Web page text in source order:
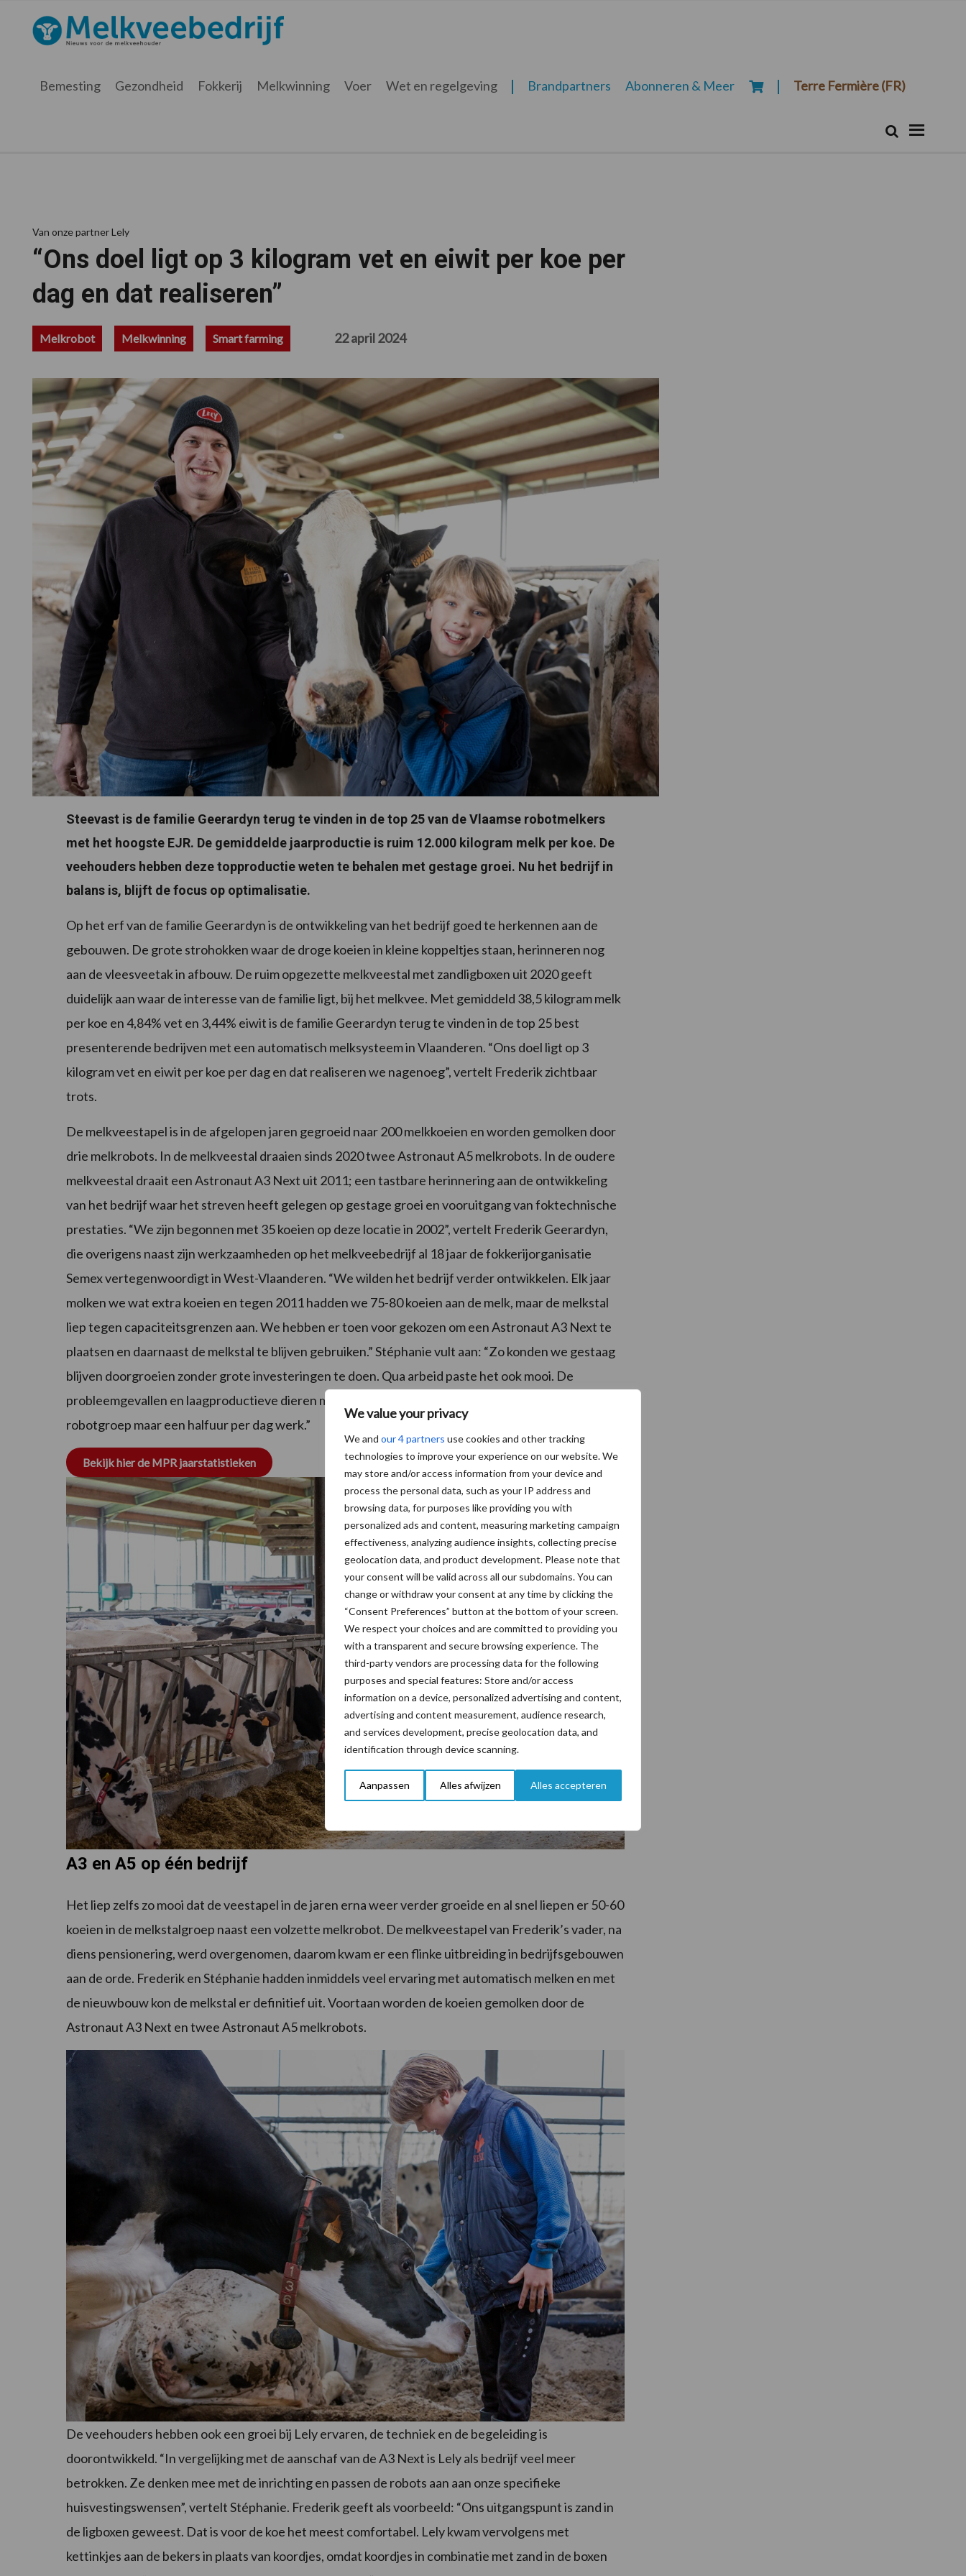
We value your privacy
We and our 4 partners use cookies and other tracking
technologies to improve your experience on our website. We
may store and/or access information from your device and
process the personal data, such as your IP address and
browsing data, for purposes like providing you with
personalized ads and content, measuring marketing campaign
effectiveness, analyzing audience insights, collecting precise
geolocation data, and product development. Please note that
your consent will be valid across all our subdomains. You can
change or withdraw your consent at any time by clicking the
“Consent Preferences” button at the bottom of your screen.
We respect your choices and are committed to providing you
with a transparent and secure browsing experience. The
third-party vendors are processing data for the following
purposes and special features: Store and/or access
information on a device, personalized advertising and content,
advertising and content measurement, audience research,
and services development, precise geolocation data, and
identification through device scanning.
Aanpassen Alles afwijzen Alles accepteren
hoofdnavigatie
hoofd
eerste
voettekst
Melkveebedrijf.be
Nieuws
voor
melkveehouder
Bemesting Gezondheid Fokkerij Melkwinning Voer Wet en regelgeving Brandpartners Abonneren & Meer Terre Fermière (FR)
Zoek
Van onze partner Lely
“Ons doel ligt op 3 kilogram vet en eiwit per koe per
dag en dat realiseren”
Melkrobot Melkwinning Smart farming 22 april 2024
Steevast is de familie Geerardyn terug te vinden in de top 25 van de Vlaamse robotmelkers
met het hoogste EJR. De gemiddelde jaarproductie is ruim 12.000 kilogram melk per koe. De
veehouders hebben deze topproductie weten te behalen met gestage groei. Nu het bedrijf in
balans is, blijft de focus op optimalisatie.
Op het erf van de familie Geerardyn is de ontwikkeling van het bedrijf goed te herkennen aan de
gebouwen. De grote strohokken waar de droge koeien in kleine koppeltjes staan, herinneren nog
aan de vleesveetak in afbouw. De ruim opgezette melkveestal met zandligboxen uit 2020 geeft
duidelijk aan waar de interesse van de familie ligt, bij het melkvee. Met gemiddeld 38,5 kilogram melk
per koe en 4,84% vet en 3,44% eiwit is de familie Geerardyn terug te vinden in de top 25 best
presenterende bedrijven met een automatisch melksysteem in Vlaanderen. “Ons doel ligt op 3
kilogram vet en eiwit per koe per dag en dat realiseren we nagenoeg”, vertelt Frederik zichtbaar
trots.
De melkveestapel is in de afgelopen jaren gegroeid naar 200 melkkoeien en worden gemolken door
drie melkrobots. In de melkveestal draaien sinds 2020 twee Astronaut A5 melkrobots. In de oudere
melkveestal draait een Astronaut A3 Next uit 2011; een tastbare herinnering aan de ontwikkeling
van het bedrijf waar het streven heeft gelegen op gestage groei en vooruitgang van foktechnische
prestaties. “We zijn begonnen met 35 koeien op deze locatie in 2002”, vertelt Frederik Geerardyn,
die overigens naast zijn werkzaamheden op het melkveebedrijf al 18 jaar de fokkerijorganisatie
Semex vertegenwoordigt in West-Vlaanderen. “We wilden het bedrijf verder ontwikkelen. Elk jaar
molken we wat extra koeien en tegen 2011 hadden we 75-80 koeien aan de melk, maar de melkstal
liep tegen capaciteitsgrenzen aan. We hebben er toen voor gekozen om een Astronaut A3 Next te
plaatsen en daarnaast de melkstal te blijven gebruiken.” Stéphanie vult aan: “Zo konden we gestaag
blijven doorgroeien zonder grote investeringen te doen. Qua arbeid paste het ook mooi. De
probleemgevallen en laagproductieve dieren molken we in de melkstal. Daardoor hadden we bij de
robotgroep maar een halfuur per dag werk.”
Bekijk hier de MPR jaarstatistieken
A3 en A5 op één bedrijf
Het liep zelfs zo mooi dat de veestapel in de jaren erna weer verder groeide en al snel liepen er 50-60
koeien in de melkstalgroep naast een volzette melkrobot. De melkveestapel van Frederik’s vader, na
diens pensionering, werd overgenomen, daarom kwam er een flinke uitbreiding in bedrijfsgebouwen
aan de orde. Frederik en Stéphanie hadden inmiddels veel ervaring met automatisch melken en met
de nieuwbouw kon de melkstal er definitief uit. Voortaan worden de koeien gemolken door de
Astronaut A3 Next en twee Astronaut A5 melkrobots.
De veehouders hebben ook een groei bij Lely ervaren, de techniek en de begeleiding is
doorontwikkeld. “In vergelijking met de aanschaf van de A3 Next is Lely als bedrijf veel meer
betrokken. Ze denken mee met de inrichting en passen de robots aan aan onze specifieke
huisvestingswensen”, vertelt Stéphanie. Frederik geeft als voorbeeld: “Ons uitgangspunt is zand in
de ligboxen geweest. Dat is voor de koe het meest comfortabel. Lely kwam vervolgens met
kettinkjes aan de bekers in plaats van koordjes, omdat koordjes in combinatie met zand in de boxen